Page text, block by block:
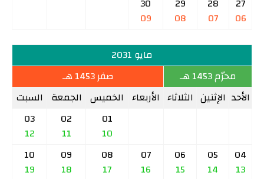
27
06
28
07
29
08
30
09
مايو 2031
محرّم 1453 هـ
صفر 1453 هـ
الأحد الإثنين الثلاثاء الأربعاء الخميس الجمعة السبت
01
10
02
11
03
12
04
13
05
14
06
15
07
16
08
17
09
18
10
19